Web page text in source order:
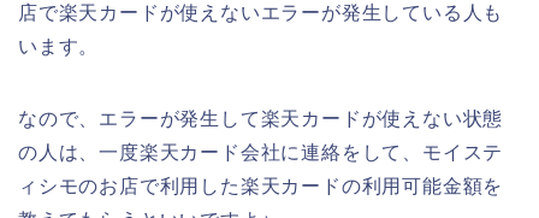
店で楽天カードが使えないエラーが発生している人も
います。
なので、エラーが発生して楽天カードが使えない状態
の人は、一度楽天カード会社に連絡をして、モイステ
ィシモのお店で利用した楽天カードの利用可能金額を